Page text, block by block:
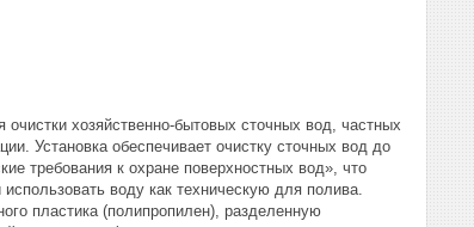
хозяйственно-бытовых сточных вод, частных
Установка обеспечивает очистку сточных вод до
требования к охране поверхностных вод», что
воду как техническую для полива.
пластика (полипропилен), разделенную